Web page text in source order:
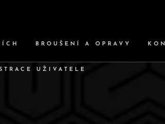
BROUŠENÍ A OPRAVY
UŽIVATELE